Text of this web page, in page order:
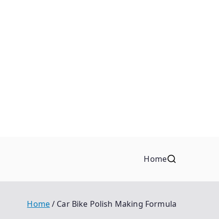
Home
Home Car Bike Polish Making Formula